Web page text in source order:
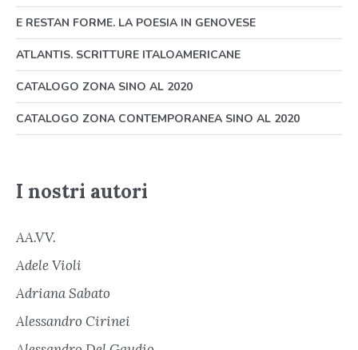
E RESTAN FORME. LA POESIA IN GENOVESE
ATLANTIS. SCRITTURE ITALOAMERICANE
CATALOGO ZONA SINO AL 2020
CATALOGO ZONA CONTEMPORANEA SINO AL 2020
I nostri autori
AA.VV.
Adele Violi
Adriana Sabato
Alessandro Cirinei